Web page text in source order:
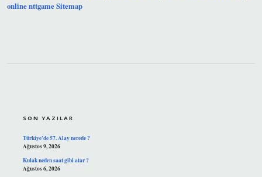
onlinenttgameSitemap
SON YAZILAR
Türkiye’de 57. Alay nerede ?
Ağustos 9, 2026
Kulak neden saat gibi atar ?
Ağustos 6, 2026